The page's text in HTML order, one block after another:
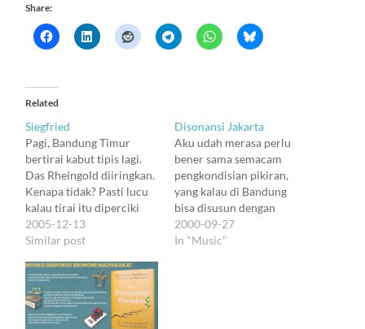
Share:
Related
Siegfried
Pagi, Bandung Timur
bertirai kabut tipis lagi.
Das Rheingold diiringkan.
Kenapa tidak? Pasti lucu
kalau tirai itu diperciki
nyanyi peri sungai Rhein.
Tapi waktu badan harus
Rheingold diteruskan di
dalam kepala ... sampai ke
Siegfried. Berhenti dan
berulang di Prelude dari
2005-12-13
Similar post
Disonansi Jakarta
Aku udah merasa perlu
bener sama semacam
pengkondisian pikiran,
yang kalau di Bandung
bisa disusun dengan
komposisi-komposisi
tertentu. Siang ini aku
2000-09-27
In "Music"